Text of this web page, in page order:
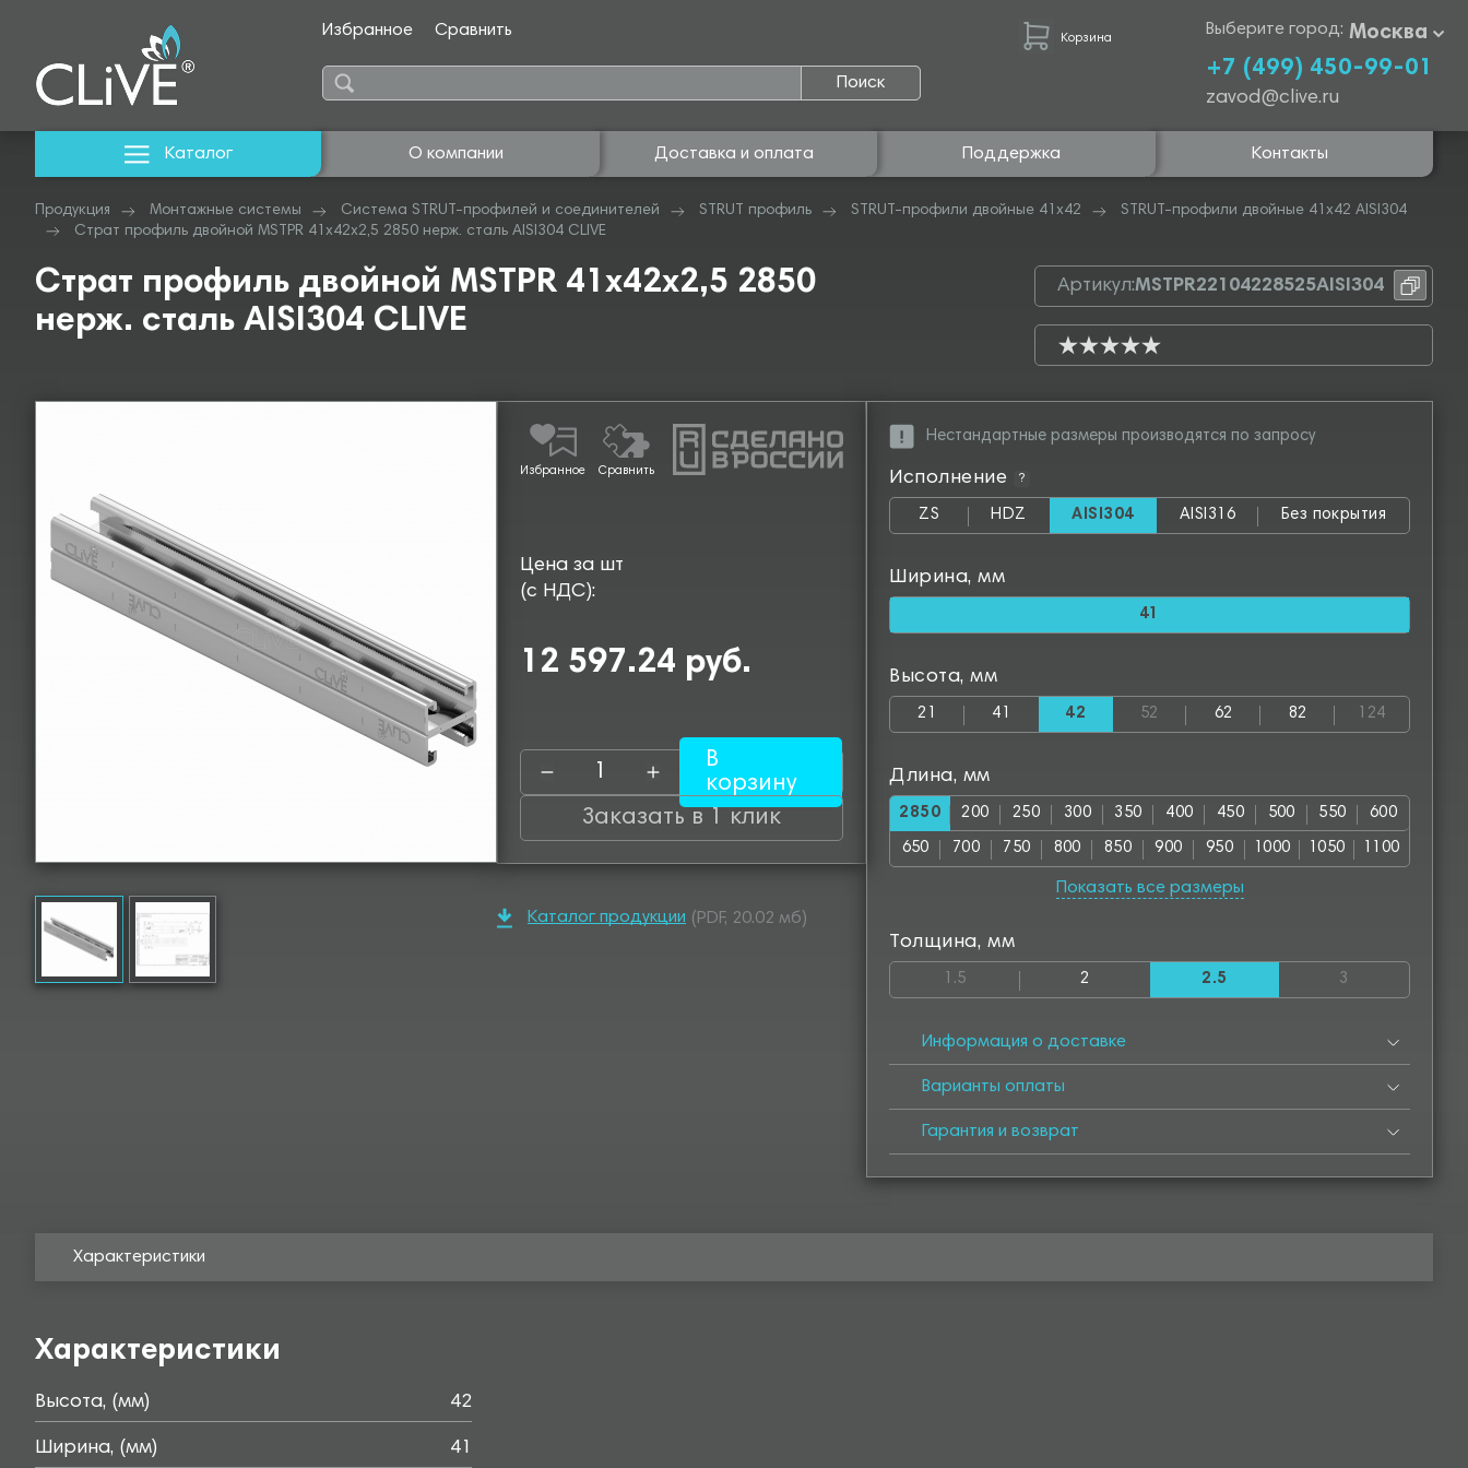
Избранное Сравнить
Поиск
Корзина Выберите город: Москва
+7 (499) 450-99-01
zavod@clive.ru
Каталог О компании Доставка и оплата Поддержка Контакты
Продукция Монтажные системы Система STRUT-профилей и соединителей STRUT профиль STRUT-профили двойные 41х42
STRUT-профили двойные 41х42 AISI304
Страт профиль двойной MSTPR 41х42х2,5 2850 нерж. сталь AISI304 CLIVE
Страт профиль двойной MSTPR 41х42х2,5 2850
нерж. сталь AISI304 CLIVE
Артикул:MSTPR22104228525AISI304
Избранное Сравнить
Цена за шт
(с НДС):
12 597.24 руб.
В
корзину
Заказать в 1 клик
Каталог продукции (PDF, 20.02 мб)
Нестандартные размеры производятся по запросу
Исполнение ?
ZS HDZ AISI304 AISI316 Без покрытия
Ширина, мм
41
Высота, мм
21 41 42 52 62 82 124
Длина, мм
2850 200 250 300 350 400 450 500 550 600
650 700 750 800 850 900 950 1000 1050 1100
1300 1350 1400
2500
Показать все размеры
Толщина, мм
1.5 2 2.5 3
Информация о доставке
Варианты оплаты
Гарантия и возврат
Характеристики
Характеристики
Высота, (мм) 42
Ширина, (мм) 41